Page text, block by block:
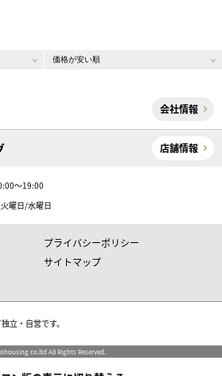
会社情報
店舗情報
～19:00
曜日/水曜日
プライバシーポリシー
サイトマップ
立・自営です。
co.ltd All Rights Reserved.